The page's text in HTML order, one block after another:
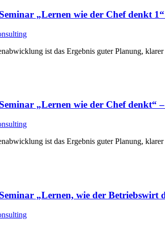
„Lernen wie der Chef denkt
ist das Ergebnis guter Planung,
„Lernen wie der Chef denkt“
ist das Ergebnis guter Planung,
„Lernen, wie der Betriebswirt